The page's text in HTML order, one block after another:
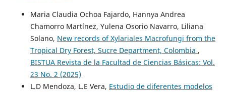
Maria Claudia Ochoa Fajardo, Hannya Andrea
Chamorro Martínez, Yulena Osorio Navarro, Liliana
Solano, New records of Xylariales Macrofungi from the
Tropical Dry Forest, Sucre Department, Colombia ,
BISTUA Revista de la Facultad de Ciencias Básicas: Vol.
23 No. 2 (2025)
L.D Mendoza, L.E Vera, Estudio de diferentes modelos